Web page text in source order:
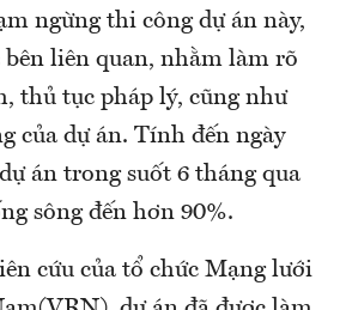
ngừng thi công dự án này,
bên liên quan, nhằm làm rõ
thủ tục pháp lý, cũng như
của dự án. Tính đến ngày
án trong suốt 6 tháng qua
sông đến hơn 90%.
cứu của tổ chức Mạng lưới